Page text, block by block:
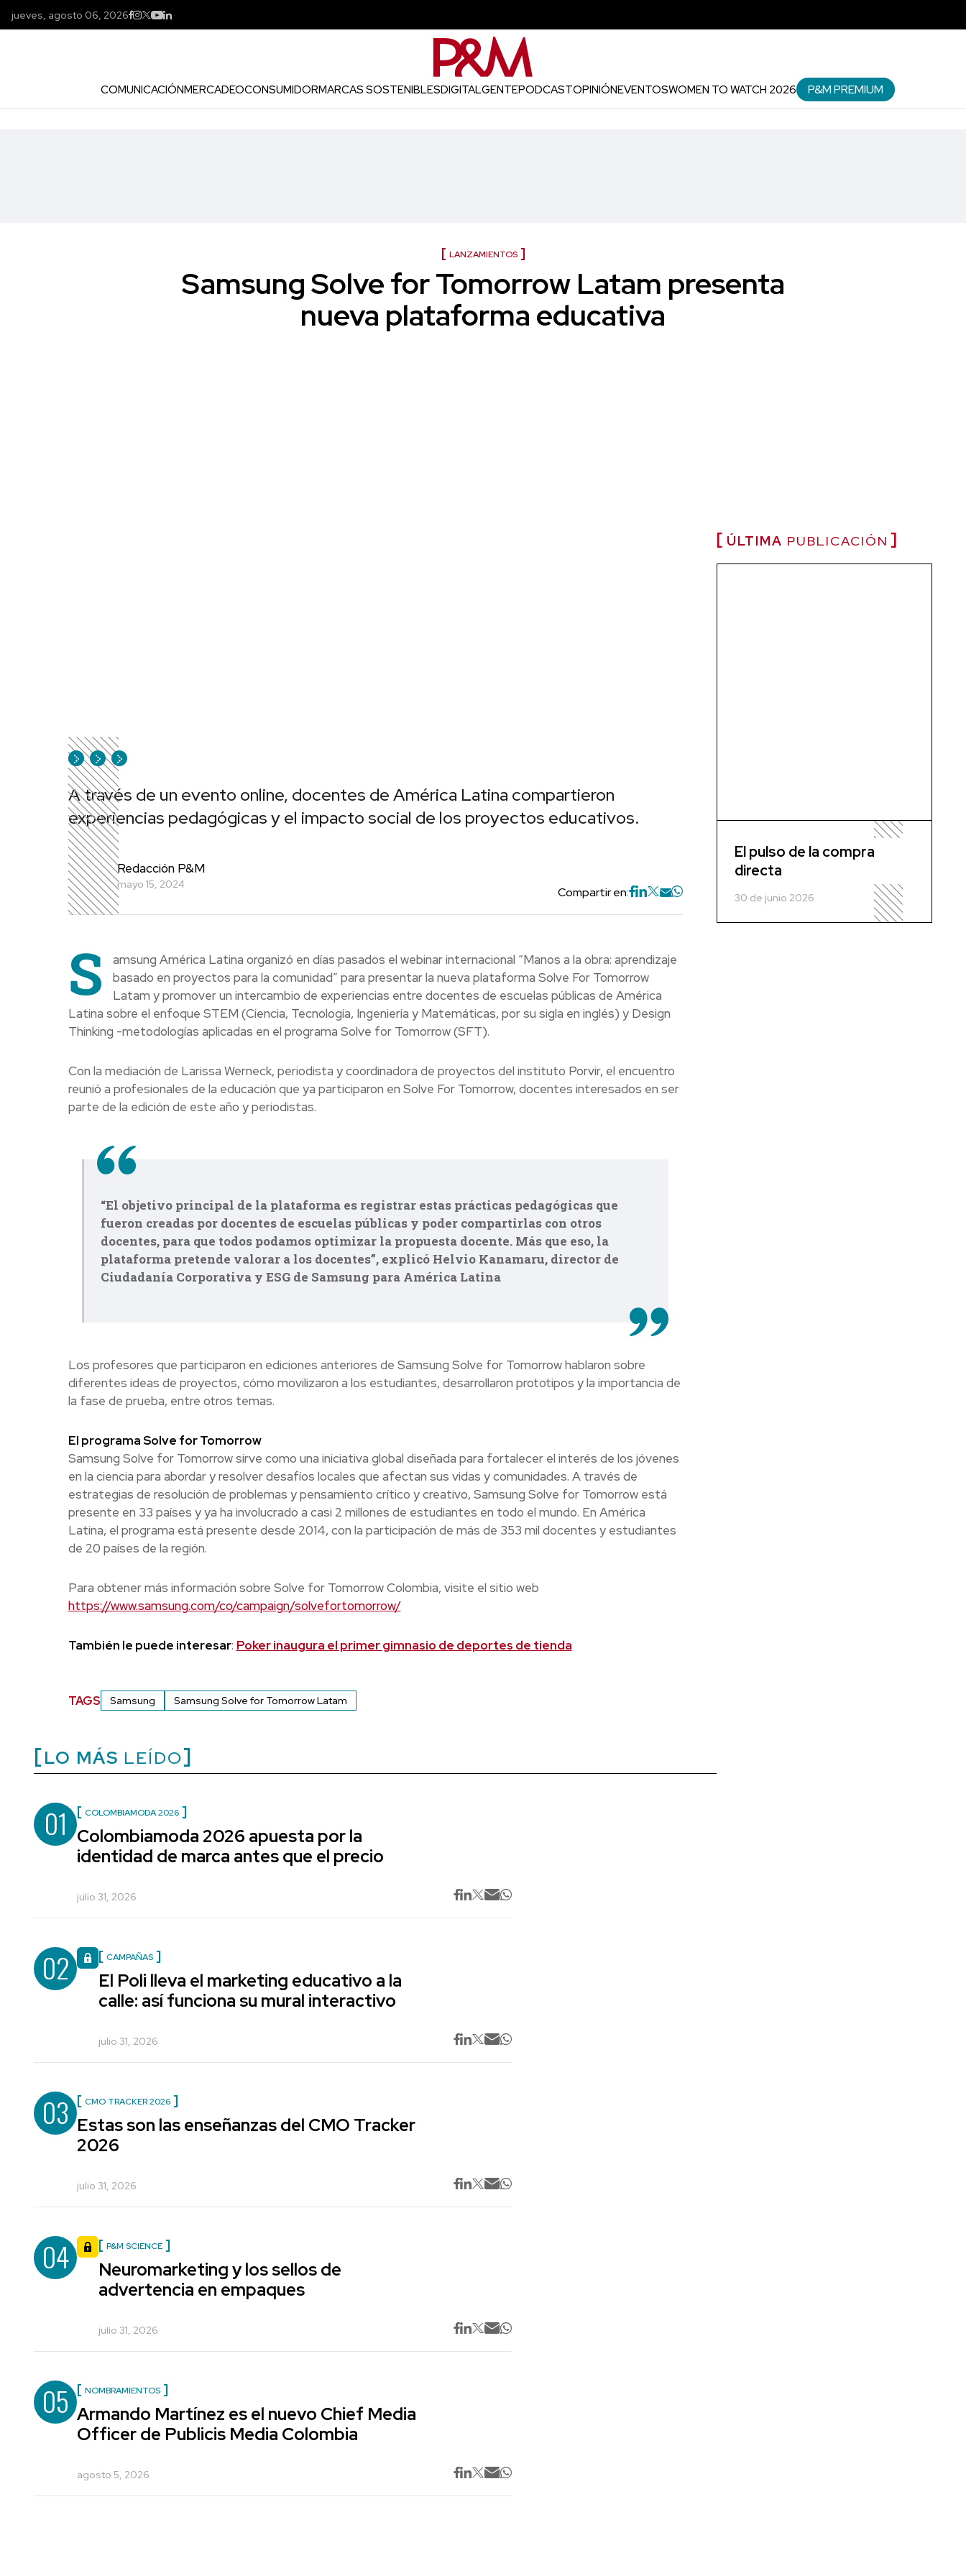
jueves, agosto 06, 2026
COMUNICACIÓNMERCADEOCONSUMIDORMARCAS SOSTENIBLESDIGITALGENTEPODCASTOPINIÓNEVENTOSWOMEN TO WATCH 2026 P&M PREMIUM
LANZAMIENTOS
Samsung Solve for Tomorrow Latam presenta
nueva plataforma educativa
A través de un evento online, docentes de América Latina compartieron
experiencias pedagógicas y el impacto social de los proyectos educativos.
Redacción P&M
mayo 15, 2024
Compartir en:
S
amsung América Latina organizó en días pasados el webinar internacional “Manos a la obra: aprendizaje
basado en proyectos para la comunidad” para presentar la nueva plataforma Solve For Tomorrow
Latam y promover un intercambio de experiencias entre docentes de escuelas públicas de América
Latina sobre el enfoque STEM (Ciencia, Tecnología, Ingeniería y Matemáticas, por su sigla en inglés) y Design
Thinking -metodologías aplicadas en el programa Solve for Tomorrow (SFT).
Con la mediación de Larissa Werneck, periodista y coordinadora de proyectos del instituto Porvir, el encuentro
reunió a profesionales de la educación que ya participaron en Solve For Tomorrow, docentes interesados en ser
parte de la edición de este año y periodistas.
“El objetivo principal de la plataforma es registrar estas prácticas pedagógicas que
fueron creadas por docentes de escuelas públicas y poder compartirlas con otros
docentes, para que todos podamos optimizar la propuesta docente. Más que eso, la
plataforma pretende valorar a los docentes”, explicó Helvio Kanamaru, director de
Ciudadanía Corporativa y ESG de Samsung para América Latina
Los profesores que participaron en ediciones anteriores de Samsung Solve for Tomorrow hablaron sobre
diferentes ideas de proyectos, cómo movilizaron a los estudiantes, desarrollaron prototipos y la importancia de
la fase de prueba, entre otros temas.
El programa Solve for Tomorrow
Samsung Solve for Tomorrow sirve como una iniciativa global diseñada para fortalecer el interés de los jóvenes
en la ciencia para abordar y resolver desafíos locales que afectan sus vidas y comunidades. A través de
estrategias de resolución de problemas y pensamiento crítico y creativo, Samsung Solve for Tomorrow está
presente en 33 países y ya ha involucrado a casi 2 millones de estudiantes en todo el mundo. En América
Latina, el programa está presente desde 2014, con la participación de más de 353 mil docentes y estudiantes
de 20 países de la región.
Para obtener más información sobre Solve for Tomorrow Colombia, visite el sitio web
https://www.samsung.com/co/campaign/solvefortomorrow/
También le puede interesar: Poker inaugura el primer gimnasio de deportes de tienda
TAGS Samsung Samsung Solve for Tomorrow Latam
LO MÁS LEÍDO
01 COLOMBIAMODA 2026
Colombiamoda 2026 apuesta por la
identidad de marca antes que el precio
julio 31, 2026
02 CAMPAÑAS
El Poli lleva el marketing educativo a la
calle: así funciona su mural interactivo
julio 31, 2026
03 CMO TRACKER 2026
Estas son las enseñanzas del CMO Tracker
2026
julio 31, 2026
04 P&M SCIENCE
Neuromarketing y los sellos de
advertencia en empaques
julio 31, 2026
05 NOMBRAMIENTOS
Armando Martínez es el nuevo Chief Media
Officer de Publicis Media Colombia
agosto 5, 2026
ÚLTIMA PUBLICACIÓN
El pulso de la compra
directa
30 de junio 2026